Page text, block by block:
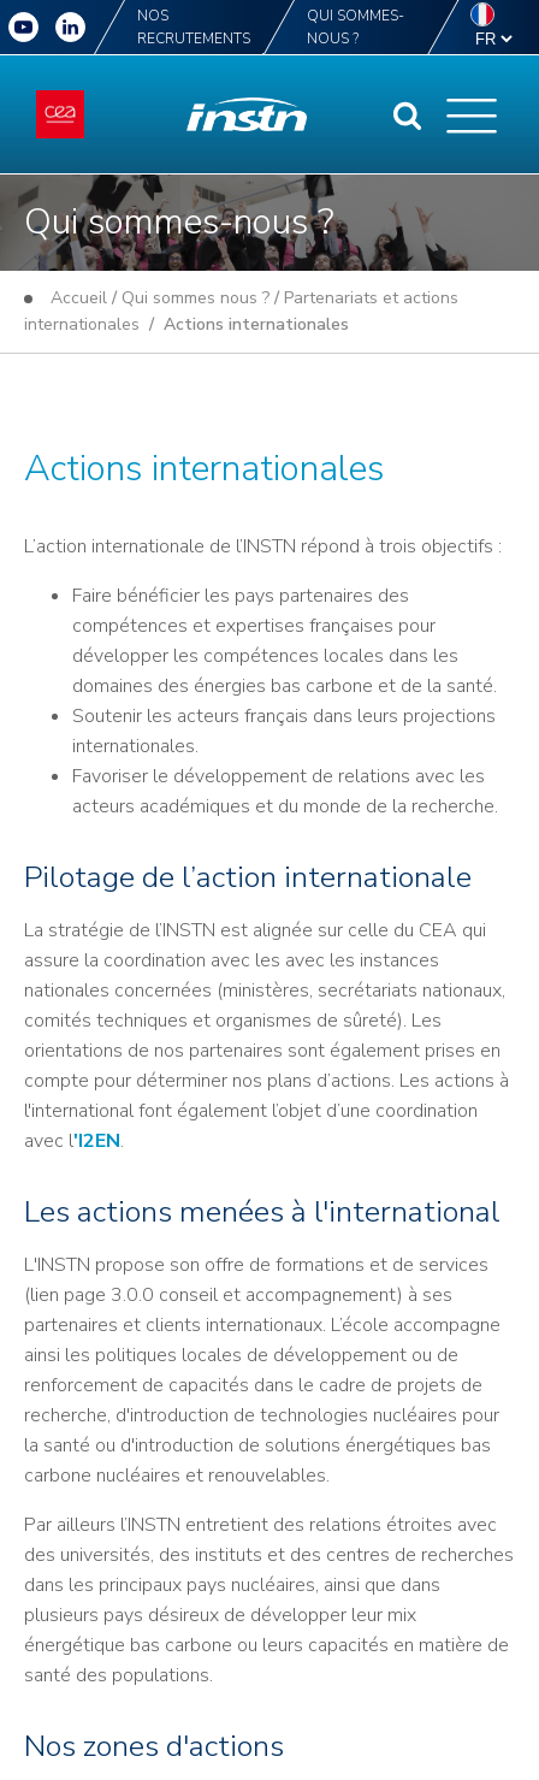
NOS
RECRUTEMENTS
QUI SOMMES-
NOUS ?
Qui sommes-nous ?
Accueil / Qui sommes nous ? / Partenariats et actions
internationales / Actions internationales
Actions internationales
L’action internationale de l’INSTN répond à trois objectifs :
Faire bénéficier les pays partenaires des
compétences et expertises françaises pour
développer les compétences locales dans les
domaines des énergies bas carbone et de la santé.
Soutenir les acteurs français dans leurs projections
internationales.
Favoriser le développement de relations avec les
acteurs académiques et du monde de la recherche.
Pilotage de l’action internationale
La stratégie de l’INSTN est alignée sur celle du CEA qui
assure la coordination avec les avec les instances
nationales concernées (ministères, secrétariats nationaux,
comités techniques et organismes de sûreté). Les
orientations de nos partenaires sont également prises en
compte pour déterminer nos plans d’actions. Les actions à
l'international font également l’objet d’une coordination
avec l'I2EN.
Les actions menées à l'international
L'INSTN propose son offre de formations et de services
(lien page 3.0.0 conseil et accompagnement) à ses
partenaires et clients internationaux. L’école accompagne
ainsi les politiques locales de développement ou de
renforcement de capacités dans le cadre de projets de
recherche, d'introduction de technologies nucléaires pour
la santé ou d'introduction de solutions énergétiques bas
carbone nucléaires et renouvelables.
Par ailleurs l’INSTN entretient des relations étroites avec
des universités, des instituts et des centres de recherches
dans les principaux pays nucléaires, ainsi que dans
plusieurs pays désireux de développer leur mix
énergétique bas carbone ou leurs capacités en matière de
santé des populations.
Nos zones d'actions